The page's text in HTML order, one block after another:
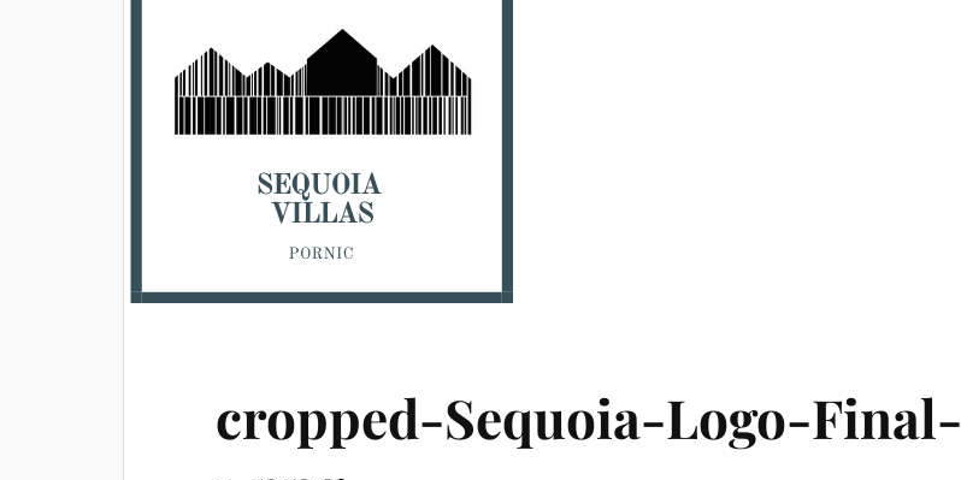
cropped-Sequoia-Logo-Final-